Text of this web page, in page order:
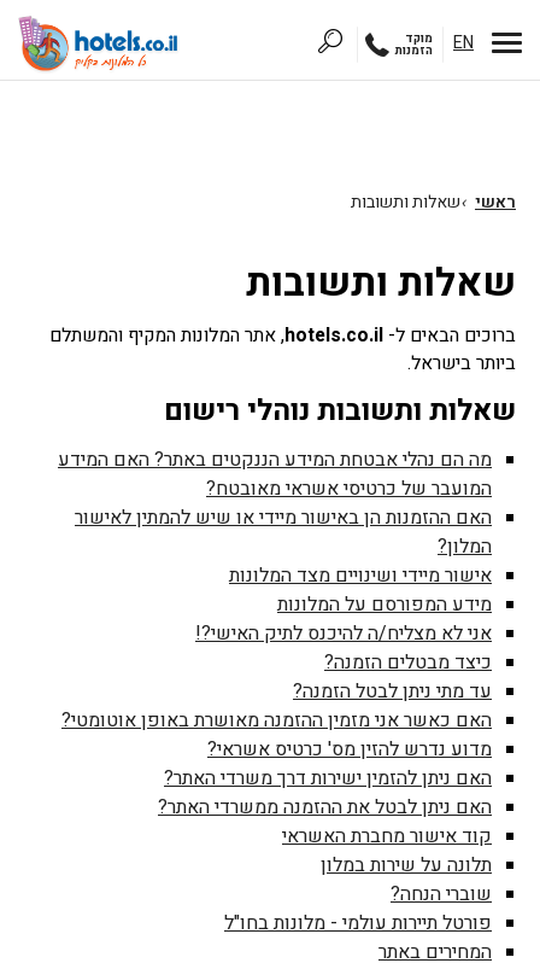
EN מוקד
הזמנות
ראשי ›שאלות ותשובות
שאלות ותשובות
ברוכים הבאים ל- hotels.co.il, אתר המלונות המקיף והמשתלם
ביותר בישראל.
שאלות ותשובות נוהלי רישום
מה הם נהלי אבטחת המידע הננקטים באתר? האם המידע
המועבר של כרטיסי אשראי מאובטח?
האם ההזמנות הן באישור מיידי או שיש להמתין לאישור
המלון?
אישור מיידי ושינויים מצד המלונות
מידע המפורסם על המלונות
אני לא מצליח/ה להיכנס לתיק האישי?!
כיצד מבטלים הזמנה?
עד מתי ניתן לבטל הזמנה?
האם כאשר אני מזמין ההזמנה מאושרת באופן אוטומטי?
מדוע נדרש להזין מס' כרטיס אשראי?
האם ניתן להזמין ישירות דרך משרדי האתר?
האם ניתן לבטל את ההזמנה ממשרדי האתר?
קוד אישור מחברת האשראי
תלונה על שירות במלון
שוברי הנחה?
פורטל תיירות עולמי - מלונות בחו"ל
המחירים באתר